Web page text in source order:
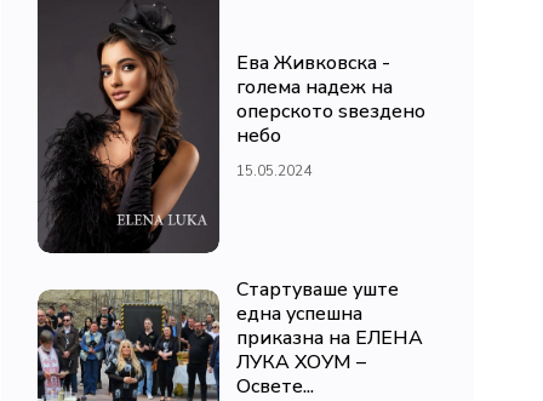
Ева Живковска -
голема надеж на
оперското ѕвездено
небо
15.05.2024
Стартуваше уште
една успешна
приказна на ЕЛЕНА
ЛУКА ХОУМ –
Освете...